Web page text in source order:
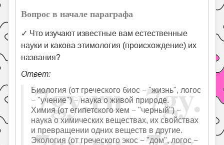
Вопрос в начале параграфа
✓ Что изучают известные вам естественные
науки и какова этимология (происхождение) их
названия?
Ответ:
Биология (от греческого биос − "жизнь", логос
− "учение") − наука о живой природе.
Химия (от египетского хем − "черный") −
наука о химических веществах, их свойствах
и превращении одних веществ в другие.
Экология (от греческого экос − "дом", логос −